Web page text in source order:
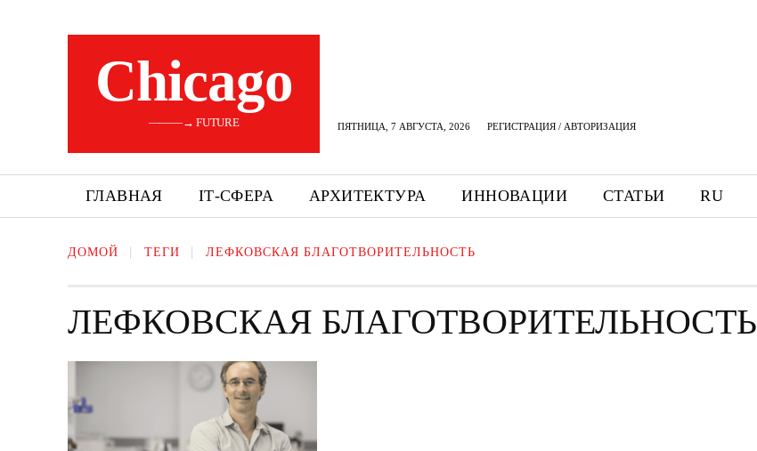
Сhicago
———→ FUTURE ПЯТНИЦА, 7 АВГУСТА, 2026 РЕГИСТРАЦИЯ / АВТОРИЗАЦИЯ
ГЛАВНАЯ ІТ-СФЕРА АРХИТЕКТУРА ИННОВАЦИИ СТАТЬИ RU
ДОМОЙ ТЕГИ ЛЕФКОВСКАЯ БЛАГОТВОРИТЕЛЬНОСТЬ
ЛЕФКОВСКАЯ БЛАГОТВОРИТЕЛЬНОСТЬ